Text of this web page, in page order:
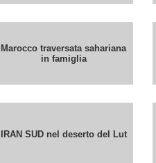
Marocco traversata sahariana
in famiglia
IRAN SUD nel deserto del Lut